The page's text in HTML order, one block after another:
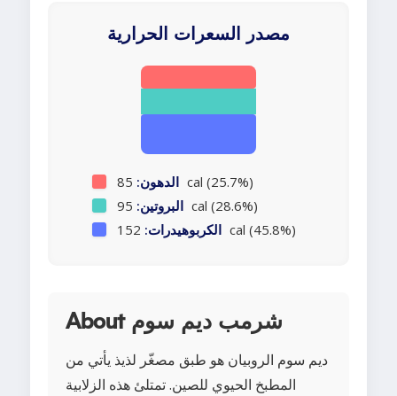
مصدر السعرات الحرارية
الدهون: 85 cal (25.7%)
البروتين: 95 cal (28.6%)
الكربوهيدرات: 152 cal (45.8%)
About شرمب ديم سوم
ديم سوم الروبيان هو طبق مصغّر لذيذ يأتي من
المطبخ الحيوي للصين. تمتلئ هذه الزلابية